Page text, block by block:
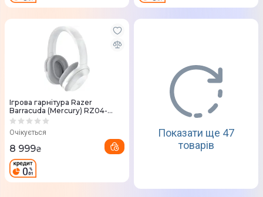
Ігрова гарнітура Razer
Barracuda (Mercury) RZ04-
03790200-R3M1
Очікується
8 999₴
Показати ще 47
товарів